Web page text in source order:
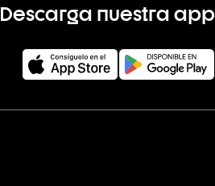
Descarga nuestra app